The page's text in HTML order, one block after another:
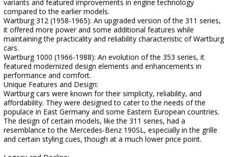
variants and featured improvements in engine technology
compared to the earlier models.
Wartburg 312 (1958-1965): An upgraded version of the 311 series,
it offered more power and some additional features while
maintaining the practicality and reliability characteristic of Wartburg
cars.
Wartburg 1000 (1966-1988): An evolution of the 353 series, it
featured modernized design elements and enhancements in
performance and comfort.
Unique Features and Design:
Wartburg cars were known for their simplicity, reliability, and
affordability. They were designed to cater to the needs of the
populace in East Germany and some Eastern European countries.
The design of certain models, like the 311 series, had a
resemblance to the Mercedes-Benz 190SL, especially in the grille
and certain styling cues, though at a much lower price point.